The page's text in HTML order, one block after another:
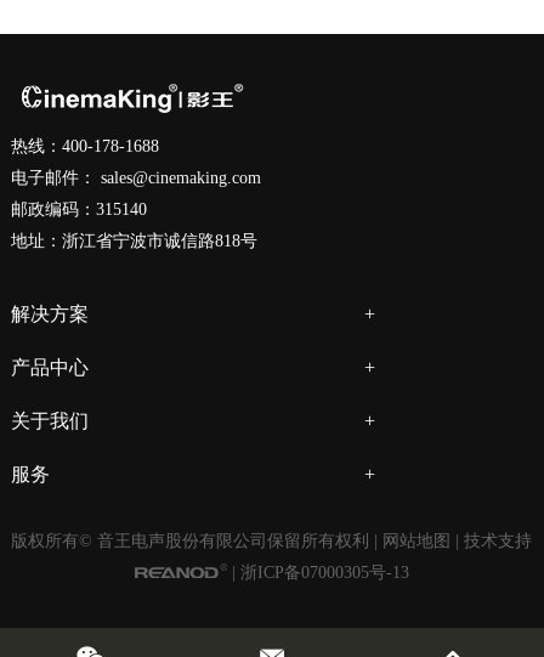
热线：400-178-1688
电子邮件： sales@cinemaking.com
邮政编码：315140
地址：浙江省宁波市诚信路818号
解决方案
产品中心
关于我们
服务
版权所有© 音王电声股份有限公司保留所有权利 | 网站地图
| 技术支持
浙ICP备07000305号-13